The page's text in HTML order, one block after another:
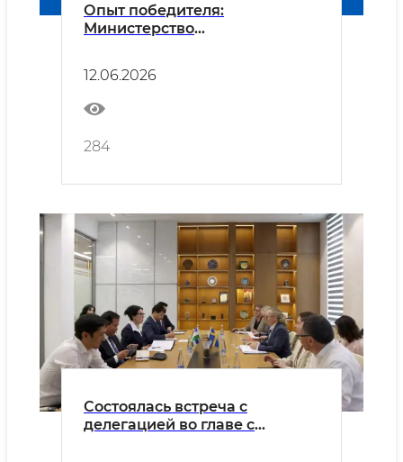
Опыт победителя:
Министерство
— лауреат трёх специальных
номинаций GQA
12.06.2026
284
Состоялась встреча с
делегацией во главе с